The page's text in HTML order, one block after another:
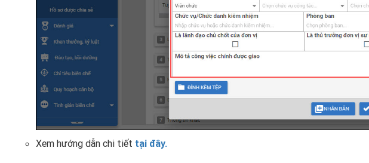
Xem hướng dẫn chi tiết tại đây.